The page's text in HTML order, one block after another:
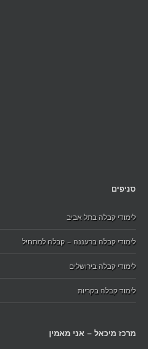
סניפים
לימודי קבלה בתל אביב
לימודי קבלה ברעננה – קבלה למתחיל
לימודי קבלה בירושלים
לימוד קבלה בקריות
מרכז מיכאל – אני מאמין